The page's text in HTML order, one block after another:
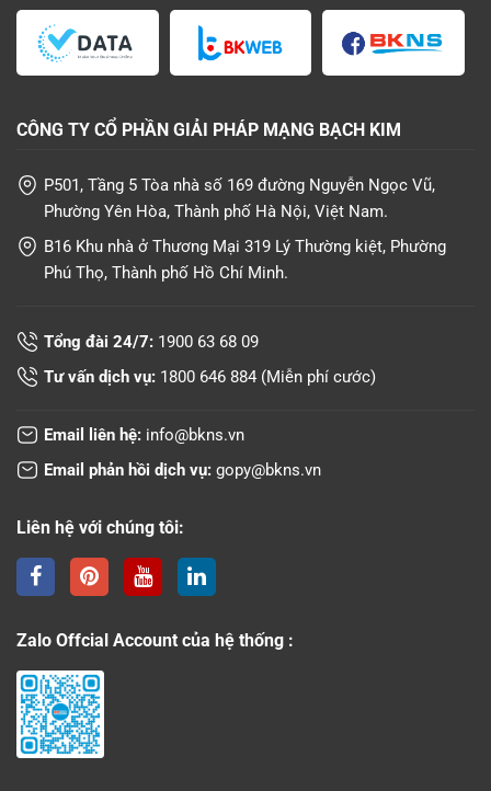
CÔNG TY CỔ PHẦN GIẢI PHÁP MẠNG BẠCH KIM
P501, Tầng 5 Tòa nhà số 169 đường Nguyễn Ngọc Vũ,
Phường Yên Hòa, Thành phố Hà Nội, Việt Nam.
B16 Khu nhà ở Thương Mại 319 Lý Thường kiệt, Phường
Phú Thọ, Thành phố Hồ Chí Minh.
Tổng đài 24/7: 1900 63 68 09
Tư vấn dịch vụ: 1800 646 884 (Miễn phí cước)
Email liên hệ: info@bkns.vn
Email phản hồi dịch vụ: gopy@bkns.vn
Liên hệ với chúng tôi:
Zalo Offcial Account của hệ thống :